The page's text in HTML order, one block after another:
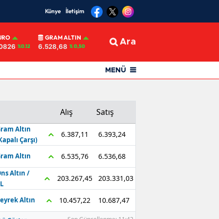
Künye İletişim
%0.12
GRAM ALTIN
6.528,68 % 0,50 Ara
MENÜ
Alış Satış
Altın
Çarşı)
6.387,11 6.393,24
Altın 6.535,76 6.536,68
Altın /
203.267,45 203.331,03
Altın 10.457,22 10.687,47